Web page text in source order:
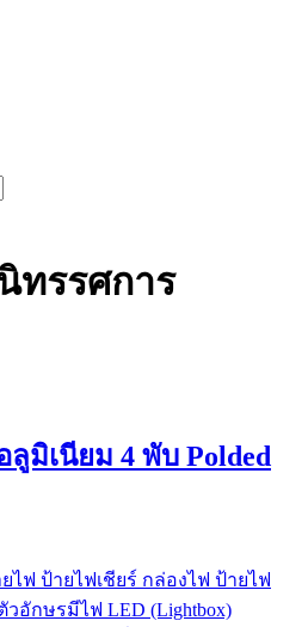
ทรรศการ
มิเนียม 4 พับ Polded
ไฟ ป้ายไฟเชียร์ กล่องไฟ ป้ายไฟ
อักษรมีไฟ LED (Lightbox)